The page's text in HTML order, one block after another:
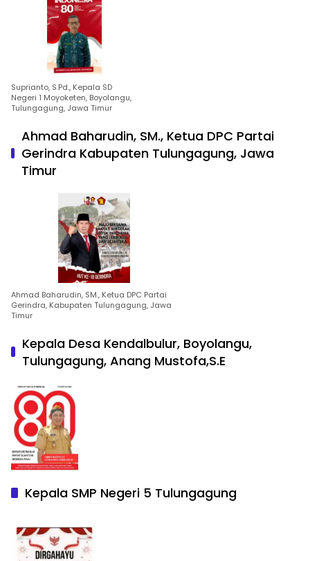
Suprianto, S.Pd., Kepala SD
Negeri 1 Moyoketen, Boyolangu,
Tulungagung, Jawa Timur
Ahmad Baharudin, SM., Ketua DPC Partai
Gerindra Kabupaten Tulungagung, Jawa
Timur
Ahmad Baharudin, SM., Ketua DPC Partai
Gerindra, Kabupaten Tulungagung, Jawa
Timur
Kepala Desa Kendalbulur, Boyolangu,
Tulungagung, Anang Mustofa,S.E
Kepala SMP Negeri 5 Tulungagung